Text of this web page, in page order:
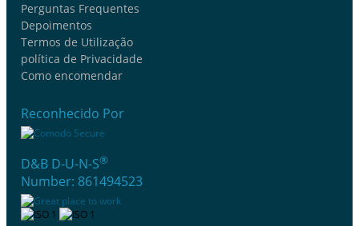
Perguntas Frequentes
Depoimentos
Termos de Utilização
política de Privacidade
Como encomendar
Reconhecido Por
D&B D-U-N-S®
Number: 861494523